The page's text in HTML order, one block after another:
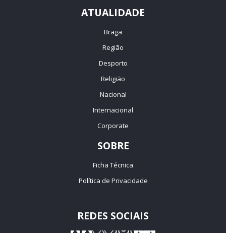
ATUALIDADE
Braga
Região
Desporto
Religião
Nacional
Internacional
Corporate
SOBRE
Ficha Técnica
Política de Privacidade
REDES SOCIAIS